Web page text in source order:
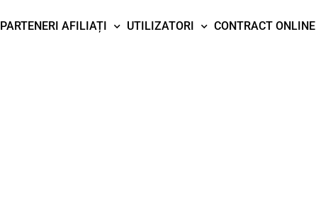
PARTENERI AFILIAȚI UTILIZATORI CONTRACT ONLINE